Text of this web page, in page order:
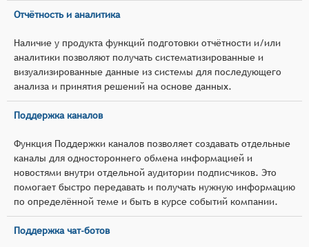
Отчётность и аналитика
Наличие у продукта функций подготовки отчётности и/или
аналитики позволяют получать систематизированные и
визуализированные данные из системы для последующего
анализа и принятия решений на основе данных.
Поддержка каналов
Функция Поддержки каналов позволяет создавать отдельные
каналы для одностороннего обмена информацией и
новостями внутри отдельной аудитории подписчиков. Это
помогает быстро передавать и получать нужную информацию
по определённой теме и быть в курсе событий компании.
Поддержка чат-ботов